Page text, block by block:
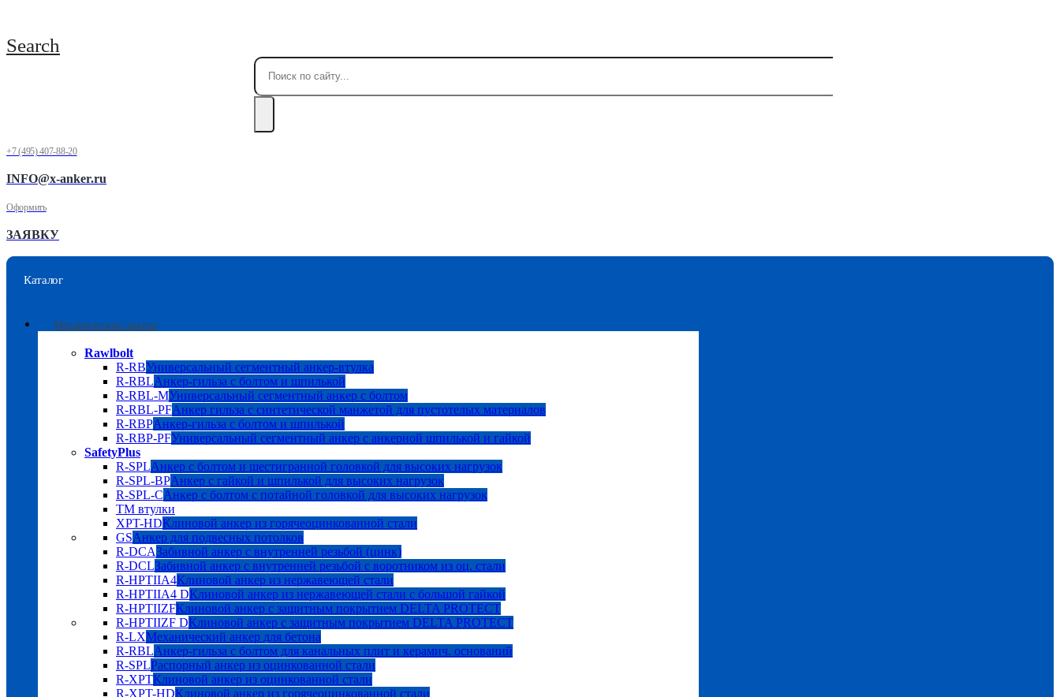
Search
+7 (495) 407-88-20
INFO@x-anker.ru
Оформить
ЗАЯВКУ
Каталог
Механические анкера
Rawlbolt
R-RBУниверсальный сегментный анкер-втулка
R-RBLАнкер-гильза с болтом и шпилькой
R-RBL-MУниверсальный сегментный анкер с болтом
R-RBL-PFАнкер гильза с синтетической манжетой для пустотелых материалов
R-RBPАнкер-гильза с болтом и шпилькой
R-RBP-PFУниверсальный сегментный анкер с анкерной шпилькой и гайкой
SafetyPlus
R-SPLАнкер с болтом и шестигранной головкой для высоких нагрузок
R-SPL-BPАнкер с гайкой и шпилькой для высоких нагрузок
R-SPL-CАнкер с болтом с потайной головкой для высоких нагрузок
TM втулки
XPT-HDКлиновой анкер из горячеоцинкованной стали
GSАнкер для подвесных потолков
R-DCAЗабивной анкер с внутренней резьбой (цинк)
R-DCLЗабивной анкер с внутренней резьбой с воротником из оц. стали
R-HPTIIA4Клиновой анкер из нержавеющей стали
R-HPTIIA4 DКлиновой анкер из нержавеющей стали с большой гайкой
R-HPTIIZFКлиновой анкер с защитным покрытием DELTA PROTECT
R-HPTIIZF DКлиновой анкер с защитным покрытием DELTA PROTECT
R-LXМеханический анкер для бетона
R-RBLАнкер-гильза с болтом для канальных плит и керамич. оснований
R-SPLРаспорный анкер из оцинкованной стали
R-XPTКлиновой анкер из оцинкованной стали
R-XPT-HDКлиновой анкер из горячеоцинкованной стали